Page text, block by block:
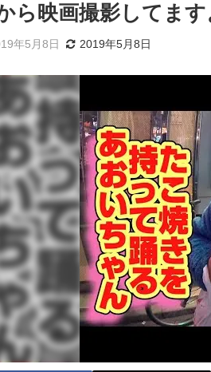
ら映画撮影してま
年5月8日 2019年5月8日